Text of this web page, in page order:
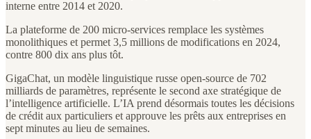
interne entre 2014 et 2020.
La plateforme de 200 micro-services remplace les systèmes
monolithiques et permet 3,5 millions de modifications en 2024,
contre 800 dix ans plus tôt.
GigaChat, un modèle linguistique russe open-source de 702
milliards de paramètres, représente le second axe stratégique de
l’intelligence artificielle. L’IA prend désormais toutes les décisions
de crédit aux particuliers et approuve les prêts aux entreprises en
sept minutes au lieu de semaines.